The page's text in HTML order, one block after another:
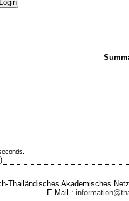
Thailändisches Akademisches
E-Mail :